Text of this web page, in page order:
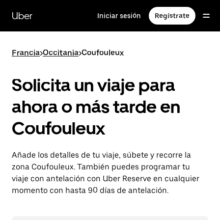
contenido
principal
Uber Iniciar sesión Regístrate
Francia>Occitania>Coufouleux
Solicita un viaje para
ahora o más tarde en
Coufouleux
Añade los detalles de tu viaje, súbete y recorre la
zona Coufouleux. También puedes programar tu
viaje con antelación con Uber Reserve en cualquier
momento con hasta 90 días de antelación.